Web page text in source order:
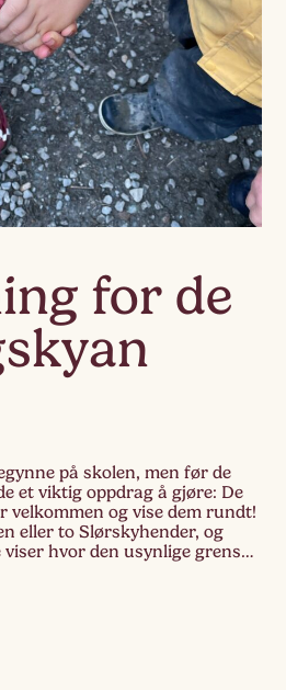
for de
på skolen, men før de
et viktig oppdrag å gjøre: De
velkommen og vise dem rundt!
eller to Slørskyhender, og
hvor den usynlige grensa